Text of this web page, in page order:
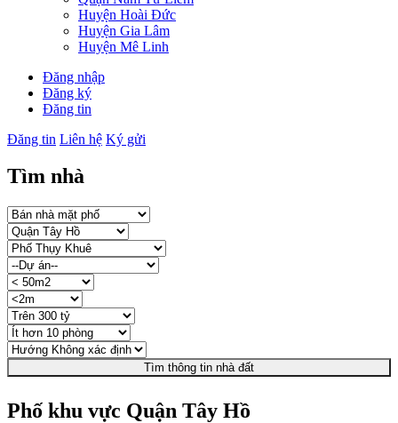
Huyện Hoài Đức
Huyện Gia Lâm
Huyện Mê Linh
Đăng nhập
Đăng ký
Đăng tin
Đăng tin Liên hệ Ký gửi
Tìm nhà
Tìm thông tin nhà đất
Phố khu vực Quận Tây Hồ